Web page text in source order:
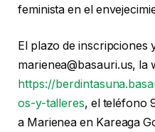
feminista en el
El plazo de inscripciones
marienea@basauri.us, la
https://
os-y-talleres, el teléfono
a Marienea en Kareaga